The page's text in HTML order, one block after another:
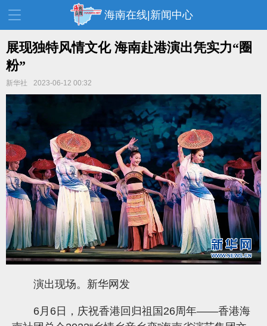
海南在线|新闻中心
资讯中心
文体 消费 财经
教育 房产
家装 交通 美食
生活 演出 活动
展会 走读海南 周末去哪儿
人才在线 天涯企服
展现独特风情文化 海南赴港演出凭实力“圈
粉”
新华社 2023-06-12 00:32
演出现场。新华网发
6月6日，庆祝香港回归祖国26周年——香港海